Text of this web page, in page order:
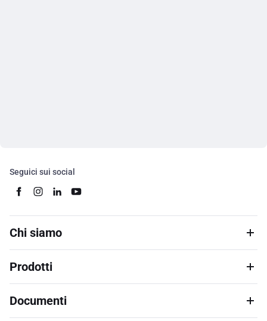
Seguici sui social
Chi siamo
Prodotti
Documenti